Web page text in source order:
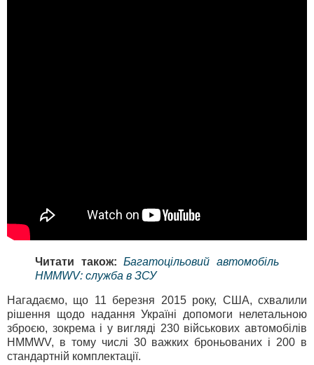
Читати також:
Багатоцільовий автомобіль
HMMWV: служба в ЗСУ
Нагадаємо, що 11 березня 2015 року, США, схвалили
рішення щодо надання Україні допомоги нелетальною
зброєю, зокрема і у вигляді 230 військових автомобілів
HMMWV, в тому числі 30 важких броньованих і 200 в
стандартній комплектації.